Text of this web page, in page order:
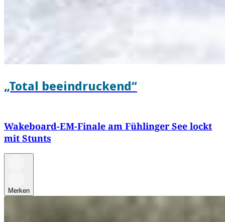
„Total beeindruckend“
Wakeboard-EM-Finale am Fühlinger See lockt
mit Stunts
Merken